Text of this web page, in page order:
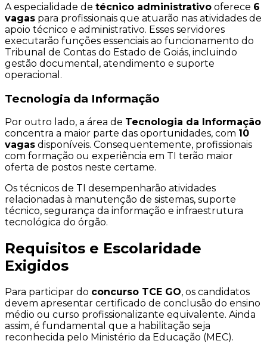
A especialidade de técnico administrativo oferece 6
vagas para profissionais que atuarão nas atividades de
apoio técnico e administrativo. Esses servidores
executarão funções essenciais ao funcionamento do
Tribunal de Contas do Estado de Goiás, incluindo
gestão documental, atendimento e suporte
operacional.
Tecnologia da Informação
Por outro lado, a área de Tecnologia da Informação
concentra a maior parte das oportunidades, com 10
vagas disponíveis. Consequentemente, profissionais
com formação ou experiência em TI terão maior
oferta de postos neste certame.
Os técnicos de TI desempenharão atividades
relacionadas à manutenção de sistemas, suporte
técnico, segurança da informação e infraestrutura
tecnológica do órgão.
Requisitos e Escolaridade
Exigidos
Para participar do concurso TCE GO, os candidatos
devem apresentar certificado de conclusão do ensino
médio ou curso profissionalizante equivalente. Ainda
assim, é fundamental que a habilitação seja
reconhecida pelo Ministério da Educação (MEC).